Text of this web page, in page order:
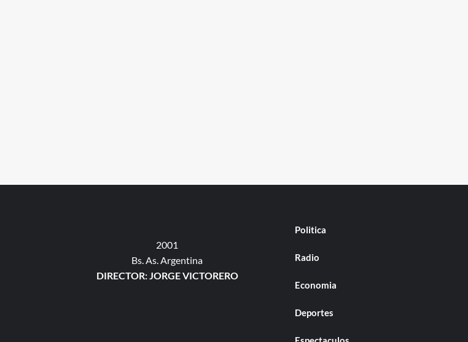
2001
Bs. As. Argentina
DIRECTOR: JORGE VICTORERO
Politica
Radio
Economia
Deportes